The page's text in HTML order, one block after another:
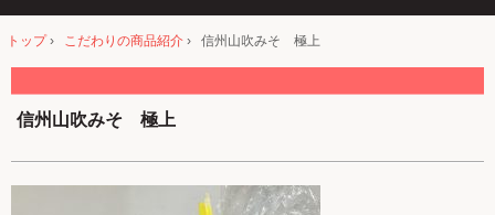
トップ› こだわりの商品紹介 › 信州山吹みそ 極上
信州山吹みそ 極上